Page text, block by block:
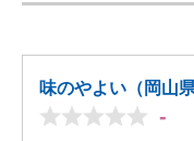
味のやよい（岡山県
-